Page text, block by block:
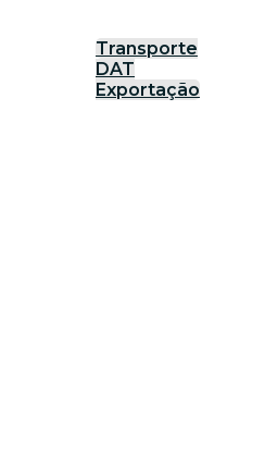
Transporte
DAT
Exportação